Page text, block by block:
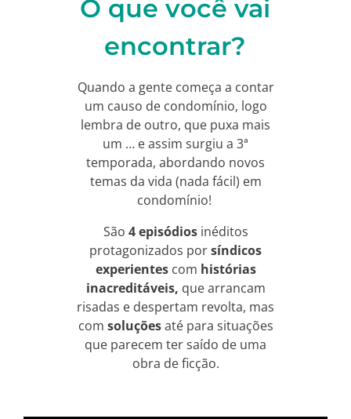
O que você vai
encontrar?
Quando a gente começa a contar
um causo de condomínio, logo
lembra de outro, que puxa mais
um … e assim surgiu a 3ª
temporada, abordando novos
temas da vida (nada fácil) em
condomínio!
São 4 episódiosinéditos
protagonizados porsíndicos
experientescom histórias
inacreditáveis, que arrancam
risadas e despertam revolta, mas
com soluçõesaté para situações
que parecem ter saído de uma
obra de ficção.